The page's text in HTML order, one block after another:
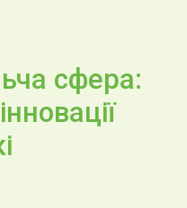
сфера: